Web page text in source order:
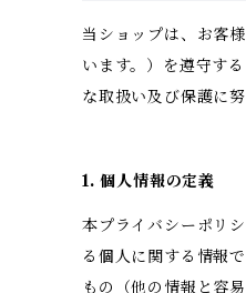
当ショップは、お客
います。）を遵守す
な取扱い及び保護に努
1. 個人情報の定義
本プライバシーポリ
る個人に関する情報
もの（他の情報と容